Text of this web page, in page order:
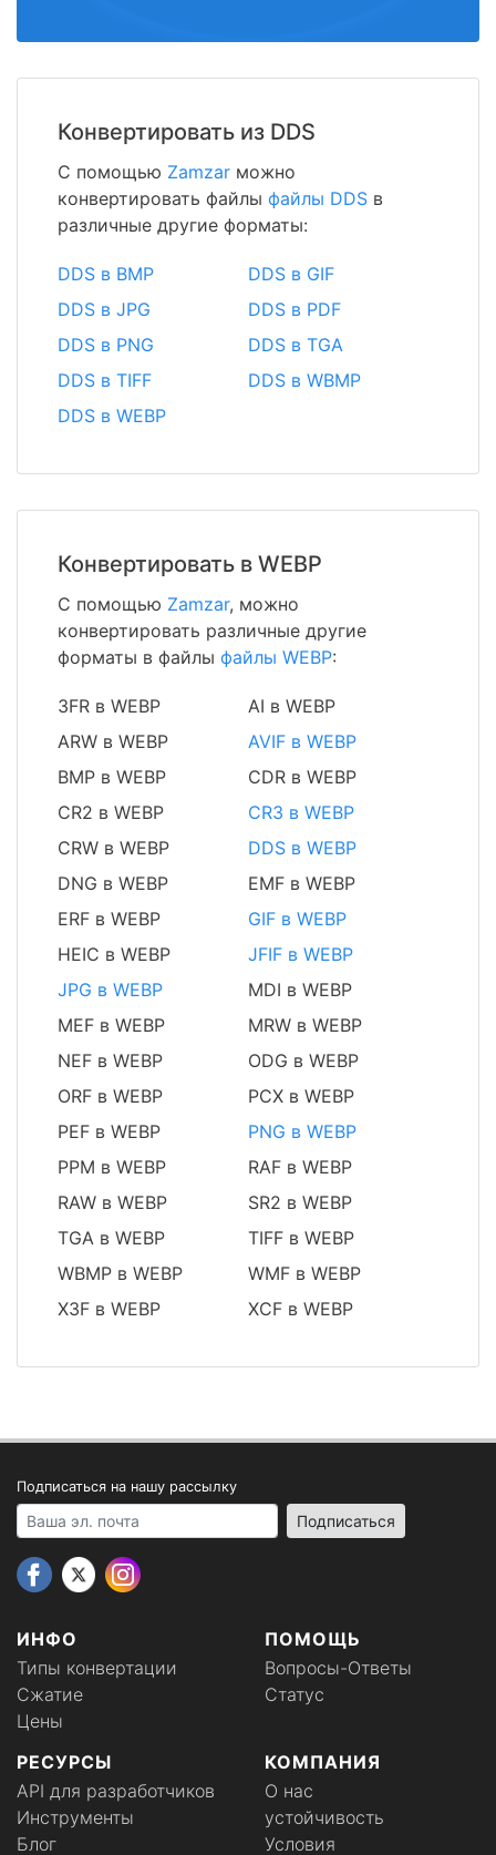
Конвертировать из DDS
С помощью Zamzar можно
конвертировать файлы файлы DDS в
различные другие форматы:
DDS в BMP
DDS в GIF
DDS в JPG
DDS в PDF
DDS в PNG
DDS в TGA
DDS в TIFF
DDS в WBMP
DDS в WEBP
Конвертировать в WEBP
С помощью Zamzar, можно
конвертировать различные другие
форматы в файлы файлы WEBP:
3FR в WEBP
AI в WEBP
ARW в WEBP
AVIF в WEBP
BMP в WEBP
CDR в WEBP
CR2 в WEBP
CR3 в WEBP
CRW в WEBP
DDS в WEBP
DNG в WEBP
EMF в WEBP
ERF в WEBP
GIF в WEBP
HEIC в WEBP
JFIF в WEBP
JPG в WEBP
MDI в WEBP
MEF в WEBP
MRW в WEBP
NEF в WEBP
ODG в WEBP
ORF в WEBP
PCX в WEBP
PEF в WEBP
PNG в WEBP
PPM в WEBP
RAF в WEBP
RAW в WEBP
SR2 в WEBP
TGA в WEBP
TIFF в WEBP
WBMP в WEBP
WMF в WEBP
X3F в WEBP
XCF в WEBP
ИНФО
Типы конвертации
Сжатие
Цены
ПОМОЩЬ
Вопросы-Ответы
Статус
РЕСУРСЫ
API для разработчиков
Инструменты
Блог
КОМПАНИЯ
О нас
устойчивость
Условия
Подписаться на нашу рассылку
Your email address Подписаться